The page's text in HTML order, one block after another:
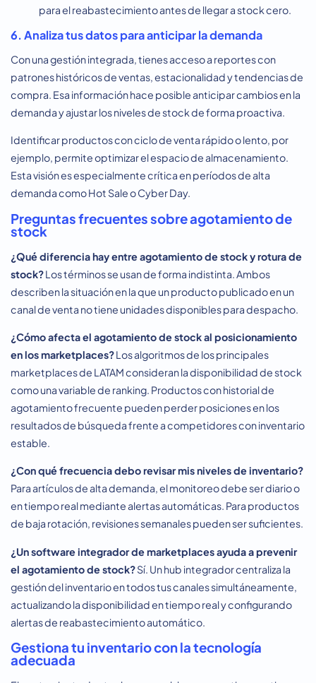
para el reabastecimiento antes de llegar a stock cero.
6. Analiza tus datos para anticipar la demanda
Con una gestión integrada, tienes acceso a reportes con
patrones históricos de ventas, estacionalidad y tendencias de
compra. Esa información hace posible anticipar cambios en la
demanda y ajustar los niveles de stock de forma proactiva.
Identificar productos con ciclo de venta rápido o lento, por
ejemplo, permite optimizar el espacio de almacenamiento.
Esta visión es especialmente crítica en períodos de alta
demanda como Hot Sale o Cyber Day.
Preguntas frecuentes sobre agotamiento de
stock
¿Qué diferencia hay entreagotamiento de stocky rotura de
stock?Los términos se usan de forma indistinta. Ambos
describen la situación en la que un producto publicado en un
canal de venta no tiene unidades disponibles para despacho.
¿Cómo afecta el agotamiento de stockal posicionamiento
en los marketplaces?Los algoritmos de los principales
marketplaces de LATAM consideran la disponibilidad de stock
como una variable de ranking. Productos con historial de
agotamiento frecuente pueden perder posiciones en los
resultados de búsqueda frente a competidores con inventario
estable.
¿Con qué frecuencia debo revisar mis niveles de inventario?
Para artículos de alta demanda, el monitoreo debe ser diario o
en tiempo real mediante alertas automáticas. Para productos
de baja rotación, revisiones semanales pueden ser suficientes.
¿Un software integrador de marketplaces ayuda a prevenir
el agotamiento de stock?Sí. Un hub integrador centraliza la
gestión del inventario en todos tus canales simultáneamente,
actualizando la disponibilidad en tiempo real y configurando
alertas de reabastecimiento automático.
Gestiona tu inventario con la tecnología
adecuada